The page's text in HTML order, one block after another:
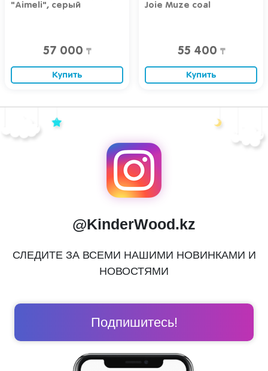
"Aimeli", серый
57 000 ₸
Купить
Joie Muze coal
55 400 ₸
Купить
@KinderWood.kz
СЛЕДИТЕ ЗА ВСЕМИ НАШИМИ НОВИНКАМИ И
НОВОСТЯМИ
Подпишитесь!